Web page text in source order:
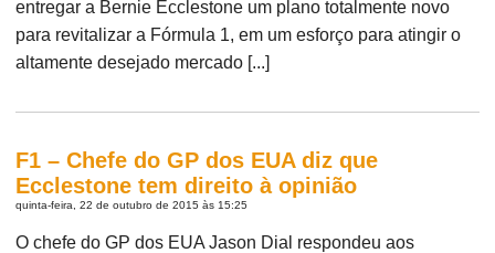
entregar a Bernie Ecclestone um plano totalmente novo
para revitalizar a Fórmula 1, em um esforço para atingir o
altamente desejado mercado [...]
F1 – Chefe do GP dos EUA diz que
Ecclestone tem direito à opinião
quinta-feira, 22 de outubro de 2015 às 15:25
O chefe do GP dos EUA Jason Dial respondeu aos